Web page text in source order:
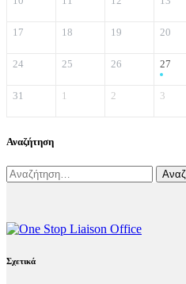
17 18 19 20
24 25 26 27
31 1 2 3
Αναζήτηση
Αναζήτηση
για:
Σχετικά